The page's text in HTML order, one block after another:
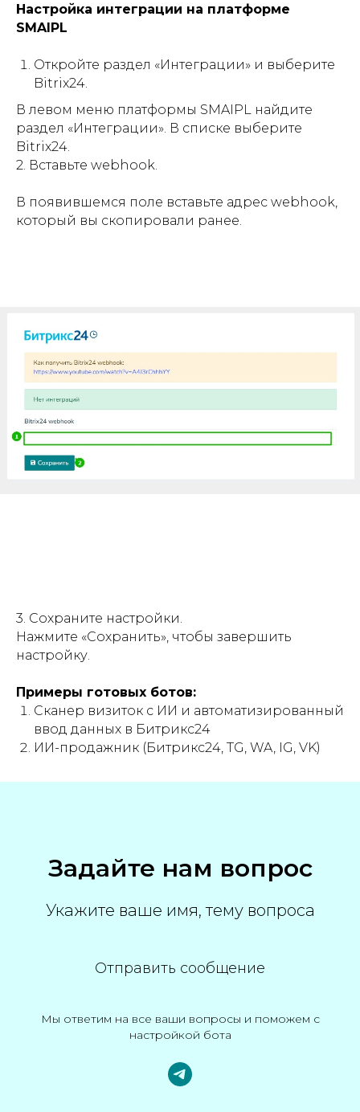
Настройка интеграции на платформе
SMAIPL
Откройте раздел «Интеграции» и выберите
Bitrix24.
В левом меню платформы SMAIPL найдите
раздел «Интеграции». В списке выберите
Bitrix24.
2. Вставьте webhook.
В появившемся поле вставьте адрес webhook,
который вы скопировали ранее.
3. Сохраните настройки.
Нажмите «Сохранить», чтобы завершить
настройку.
Примеры готовых ботов:
Сканер визиток с ИИ и автоматизированный
ввод данных в Битрикс24
ИИ-продажник (Битрикс24, TG, WA, IG, VK)
Задайте нам вопрос
Укажите ваше имя, тему вопроса
Отправить сообщение
Мы ответим на все ваши вопросы и поможем с
настройкой бота